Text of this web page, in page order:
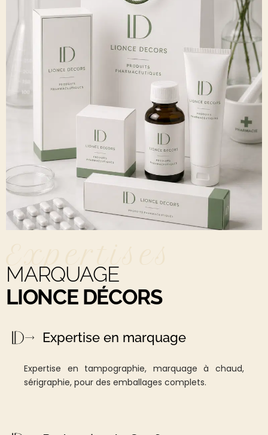
MARQUAGE
LIONCE DÉCORS
Expertise en marquage
Expertise en tampographie, marquage à chaud,
sérigraphie, pour des emballages complets.